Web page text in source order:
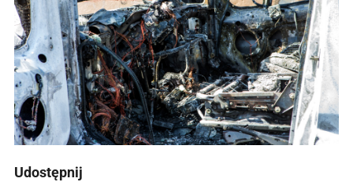
Udostępnij